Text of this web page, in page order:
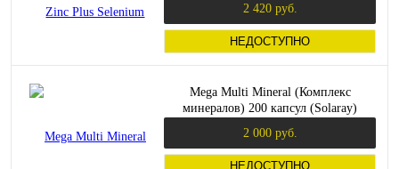
2 420 руб.
НЕДОСТУПНО
Mega Multi Mineral (Комплекс
минералов) 200 капсул (Solaray)
2 000 руб.
НЕДОСТУПНО